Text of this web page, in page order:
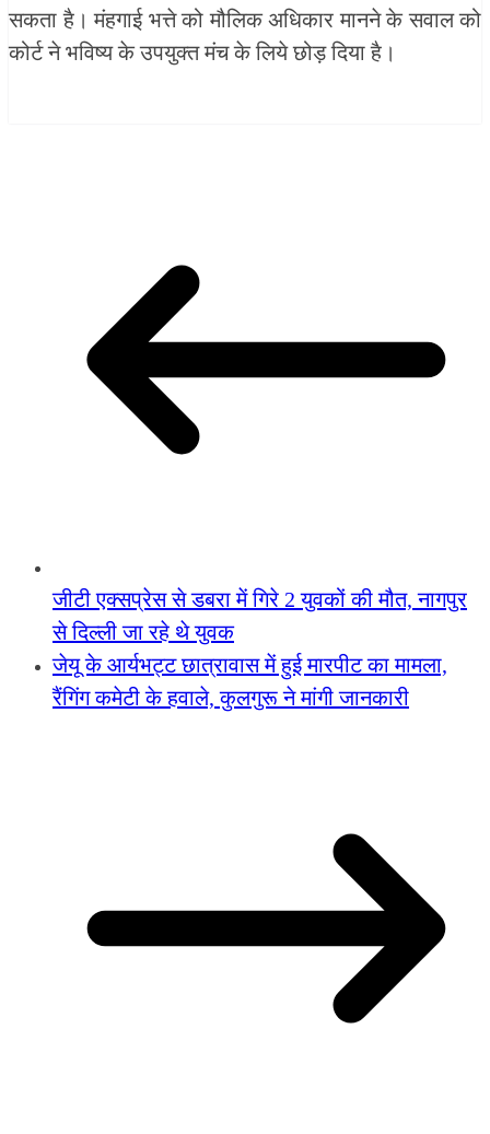
सकता है। मंहगाई भत्ते को मौलिक अधिकार मानने के सवाल को
कोर्ट ने भविष्य के उपयुक्त मंच के लिये छोड़ दिया है।
जीटी एक्सप्रेस से डबरा में गिरे 2 युवकों की मौत, नागपुर
से दिल्ली जा रहे थे युवक
जेयू के आर्यभट्ट छात्रावास में हुई मारपीट का मामला,
रैंगिंग कमेटी के हवाले, कुलगुरू ने मांगी जानकारी